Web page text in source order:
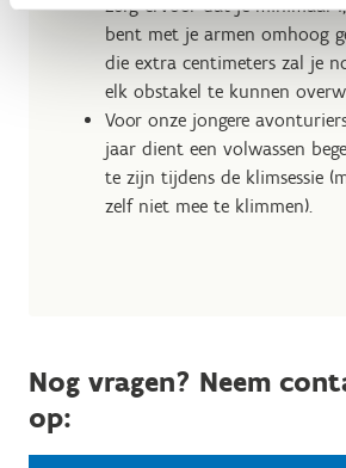
Zorg ervoor dat je minimaal
bent met je armen omhoog
die extra centimeters zal je
elk obstakel te kunnen
Voor onze jongere
jaar dient een volwassen
te zijn tijdens de klimsessie
zelf niet mee te klimmen).
Nog vragen? Neem
op: